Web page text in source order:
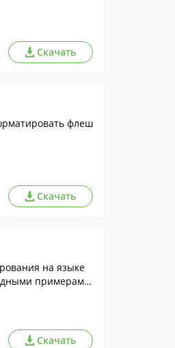
Скачать
флеш
Скачать
на языке
примерами,
Скачать